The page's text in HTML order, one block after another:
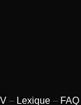
– Lexique – FAQ